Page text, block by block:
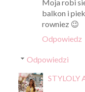
Moja robi
balkon i
rowniez 😉
Odpowiedz
Odpowiedzi
STYLOLY